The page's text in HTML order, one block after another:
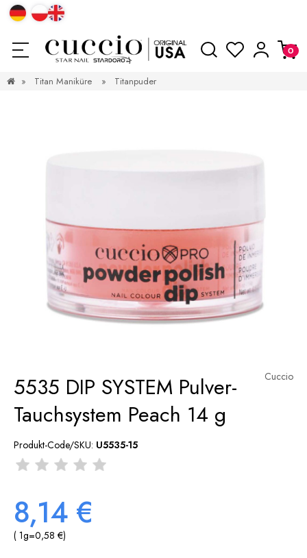
» Titan Maniküre » Titanpuder
Cuccio
5535 DIP SYSTEM Pulver-
Tauchsystem Peach 14 g
Produkt-Code/SKU: U5535-15
8,14 €
( 1g=0,58 €)